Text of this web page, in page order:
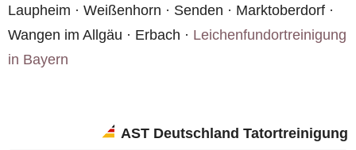
Laupheim · Weißenhorn · Senden · Marktoberdorf ·
Wangen im Allgäu · Erbach · Leichenfundortreinigung
in Bayern
AST Deutschland Tatortreinigung